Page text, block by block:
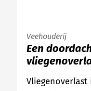
Veehouderij
Een
Vliegenoverlast